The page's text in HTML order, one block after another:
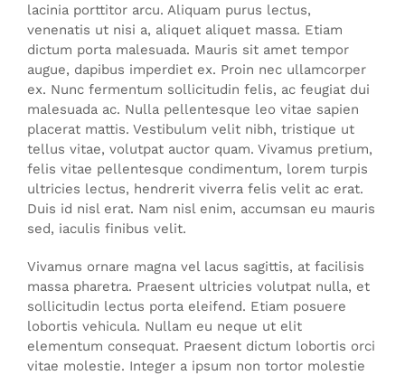
lacinia porttitor arcu. Aliquam purus lectus,
venenatis ut nisi a, aliquet aliquet massa. Etiam
dictum porta malesuada. Mauris sit amet tempor
augue, dapibus imperdiet ex. Proin nec ullamcorper
ex. Nunc fermentum sollicitudin felis, ac feugiat dui
malesuada ac. Nulla pellentesque leo vitae sapien
placerat mattis. Vestibulum velit nibh, tristique ut
tellus vitae, volutpat auctor quam. Vivamus pretium,
felis vitae pellentesque condimentum, lorem turpis
ultricies lectus, hendrerit viverra felis velit ac erat.
Duis id nisl erat. Nam nisl enim, accumsan eu mauris
sed, iaculis finibus velit.
Vivamus ornare magna vel lacus sagittis, at facilisis
massa pharetra. Praesent ultricies volutpat nulla, et
sollicitudin lectus porta eleifend. Etiam posuere
lobortis vehicula. Nullam eu neque ut elit
elementum consequat. Praesent dictum lobortis orci
vitae molestie. Integer a ipsum non tortor molestie